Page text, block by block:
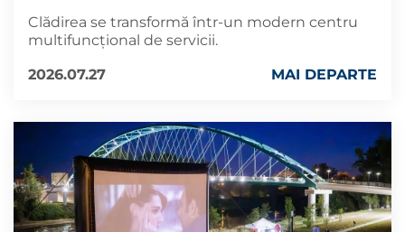
Clădirea se transformă într-un modern centru
multifuncțional de servicii.
2026.07.27
MAI DEPARTE